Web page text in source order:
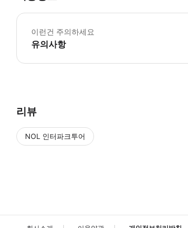
이런건 주의하세요
유의사항
리뷰
NOL 인터파크투어